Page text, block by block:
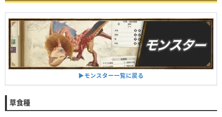
▶︎モンスター一覧に戻る
草食種